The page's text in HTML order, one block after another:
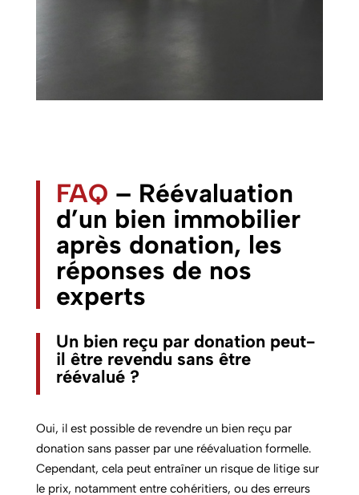
FAQ – Réévaluation
d’un bien immobilier
après donation, les
réponses de nos
experts
Un bien reçu par donation peut-
il être revendu sans être
réévalué ?
Oui, il est possible de revendre un bien reçu par
donation sans passer par une réévaluation formelle.
Cependant, cela peut entraîner un risque de litige sur
le prix, notamment entre cohéritiers, ou des erreurs